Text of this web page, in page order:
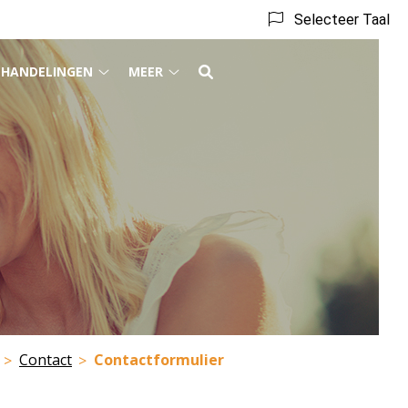
Selecteer Taal
submenu
MEER
Contact Contactformulier